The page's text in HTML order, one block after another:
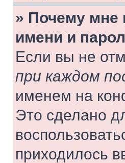
» Почему мне
имени и
Если вы не
при каждом
именем на
Это сделано
приходилось